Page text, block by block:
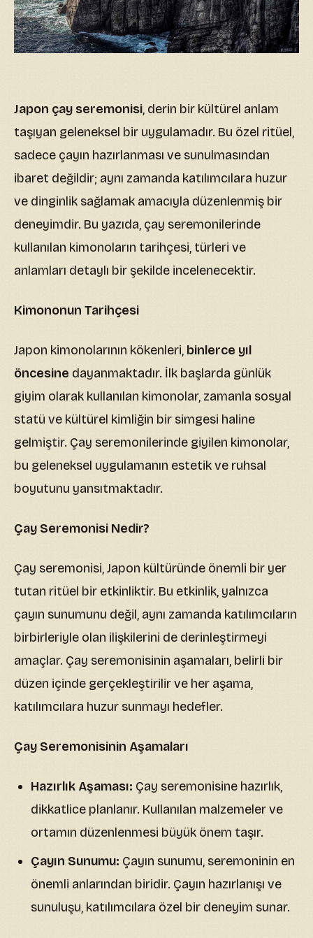
Japon çay seremonisi, derin bir kültürel anlam
taşıyan geleneksel bir uygulamadır. Bu özel ritüel,
sadece çayın hazırlanması ve sunulmasından
ibaret değildir; aynı zamanda katılımcılara huzur
ve dinginlik sağlamak amacıyla düzenlenmiş bir
deneyimdir. Bu yazıda, çay seremonilerinde
kullanılan kimonoların tarihçesi, türleri ve
anlamları detaylı bir şekilde incelenecektir.
Kimononun Tarihçesi
Japon kimonolarının kökenleri, binlerce yıl
öncesine dayanmaktadır. İlk başlarda günlük
giyim olarak kullanılan kimonolar, zamanla sosyal
statü ve kültürel kimliğin bir simgesi haline
gelmiştir. Çay seremonilerinde giyilen kimonolar,
bu geleneksel uygulamanın estetik ve ruhsal
boyutunu yansıtmaktadır.
Çay Seremonisi Nedir?
Çay seremonisi, Japon kültüründe önemli bir yer
tutan ritüel bir etkinliktir. Bu etkinlik, yalnızca
çayın sunumunu değil, aynı zamanda katılımcıların
birbirleriyle olan ilişkilerini de derinleştirmeyi
amaçlar. Çay seremonisinin aşamaları, belirli bir
düzen içinde gerçekleştirilir ve her aşama,
katılımcılara huzur sunmayı hedefler.
Çay Seremonisinin Aşamaları
Hazırlık Aşaması: Çay seremonisine hazırlık,
dikkatlice planlanır. Kullanılan malzemeler ve
ortamın düzenlenmesi büyük önem taşır.
Çayın Sunumu: Çayın sunumu, seremoninin en
önemli anlarından biridir. Çayın hazırlanışı ve
sunuluşu, katılımcılara özel bir deneyim sunar.